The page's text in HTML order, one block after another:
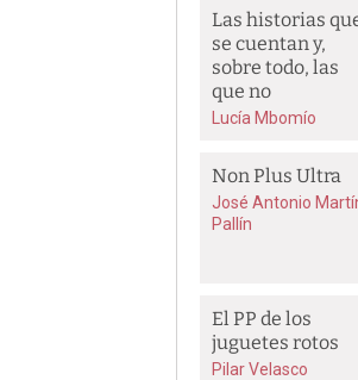
Las historias
se cuentan y,
sobre todo, las
que no
Lucía Mbomío
Non Plus Ultra
José Antonio
Pallín
El PP de los
juguetes rotos
Pilar Velasco